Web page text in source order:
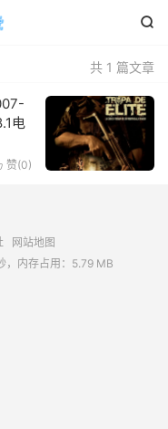

共 1 篇文章
电
赞(0)
网站地图
，内存占用：5.79 MB